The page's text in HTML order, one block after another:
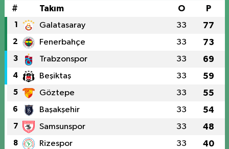
# Takım O P
1 Galatasaray 33 77
2 Fenerbahçe 33 73
3 Trabzonspor 33 69
4 Beşiktaş 33 59
5 Göztepe 33 55
6 Başakşehir 33 54
7 Samsunspor 33 48
8 Rizespor 33 40